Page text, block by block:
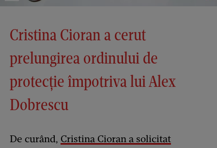
Cristina Cioran a cerut
prelungirea ordinului de
protecție împotriva lui Alex
Dobrescu
De curând, Cristina Cioran a solicitat